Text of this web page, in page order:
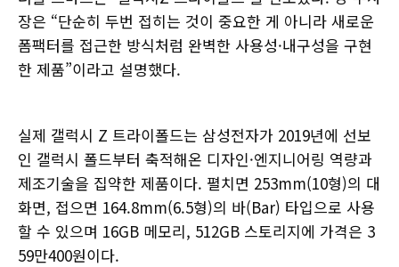
장은 “단순히 두번 접히는 것이 중요한 게 아니라 새로운
폼팩터를 접근한 방식처럼 완벽한 사용성·내구성을 구현
한 제품”이라고 설명했다.
실제 갤럭시 Z 트라이폴드는 삼성전자가 2019년에 선보
인 갤럭시 폴드부터 축적해온 디자인·엔지니어링 역량과
제조기술을 집약한 제품이다. 펼치면 253mm(10형)의 대
화면, 접으면 164.8mm(6.5형)의 바(Bar) 타입으로 사용
할 수 있으며 16GB 메모리, 512GB 스토리지에 가격은 3
59만400원이다.